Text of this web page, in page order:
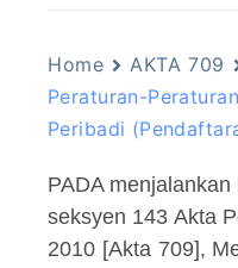
Home AKTA 709
Peraturan-
Peribadi
PADA
seksyen 143 Akta
2010 [Akta 709],